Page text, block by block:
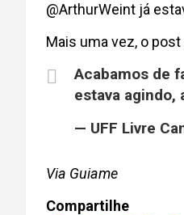
@ArthurWeint já
Mais uma vez, o
Acabamos de
estava agindo,
— UFF Livre
Via Guiame
Compartilhe